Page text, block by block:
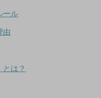
ール
由
は？